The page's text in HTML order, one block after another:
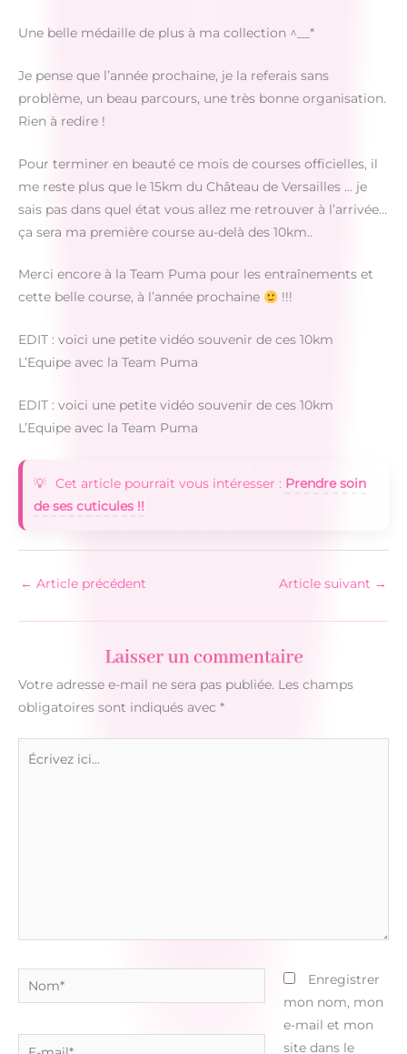
Une belle médaille de plus à ma collection ^__*
Je pense que l’année prochaine, je la referais sans
problème, un beau parcours, une très bonne organisation.
Rien à redire !
Pour terminer en beauté ce mois de courses officielles, il
me reste plus que le 15km du Château de Versailles … je
sais pas dans quel état vous allez me retrouver à l’arrivée…
ça sera ma première course au-delà des 10km..
Merci encore à la Team Puma pour les entraînements et
cette belle course, à l’année prochaine
!!!
EDIT : voici une petite vidéo souvenir de ces 10km
L’Equipe avec la Team Puma
EDIT : voici une petite vidéo souvenir de ces 10km
L’Equipe avec la Team Puma
Cet article pourrait vous intéresser : Prendre soin
de ses cuticules !!
← Article précédent Article suivant →
Laisser un commentaire
Votre adresse e-mail ne sera pas publiée. Les champs
obligatoires sont indiqués avec *
Nom*
E-
Enregistrer
mon nom, mon
e-mail et mon
site dans le